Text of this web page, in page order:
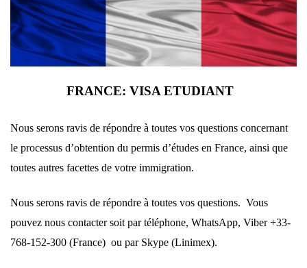
FRANCE: VISA ETUDIANT
Nous serons ravis de répondre à toutes vos questions concernant
le processus d’obtention du permis d’études en France, ainsi que
toutes autres facettes de votre immigration.
Nous serons ravis de répondre à toutes vos questions. Vous
pouvez nous contacter soit par téléphone, WhatsApp, Viber +33-
768-152-300 (France) ou par Skype (Linimex).